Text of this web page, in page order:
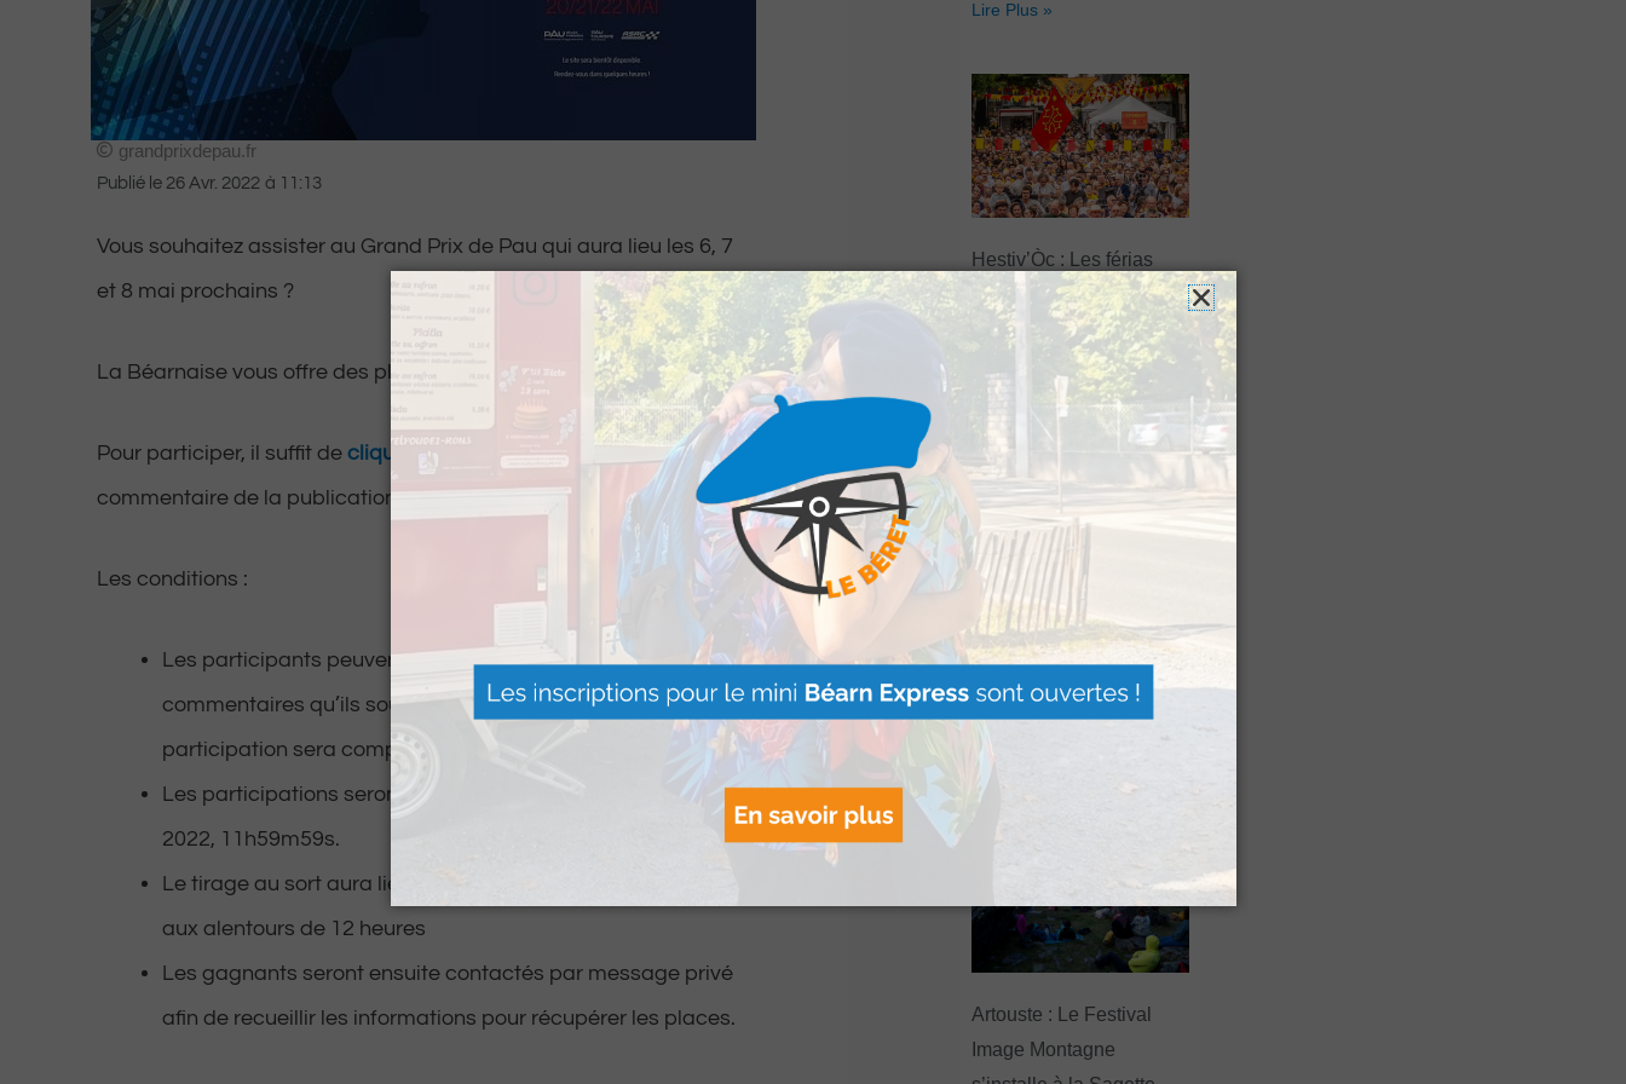
grandprixdepau.fr
Publié le 26 Avr. 2022 à 11:13
Vous souhaitez assister au Grand Prix de Pau qui aura lieu les 6, 7
et 8 mai prochains ?
La Béarnaise vous offre des places week-end !
Pour participer, il suffit de cliquer ici
et identifier un de vos amis en
commentaire de la publication Facebook.
Les conditions :
Les participants peuvent identifier et envoyer autant de
commentaires qu’ils souhaitent. En revanche, une seule
participation sera comptabilisée.
Les participations seront valables jusqu’au vendredi 29 avril
2022, 11h59m59s.
Le tirage au sort aura lieu en direct sur la
aux alentours de 12 heures
Les gagnants seront ensuite contactés par message privé
afin de recueillir les informations pour récupérer les places.
Lire Plus »
Hestiv’Òc : Les férias
Béarnaises font leur
grand retour à Pau
Lire Plus »
Le Béret : Un voyage
offert par Version
Voyages pour les grands
gagnants
Lire Plus »
Artouste : Le Festival
Image Montagne